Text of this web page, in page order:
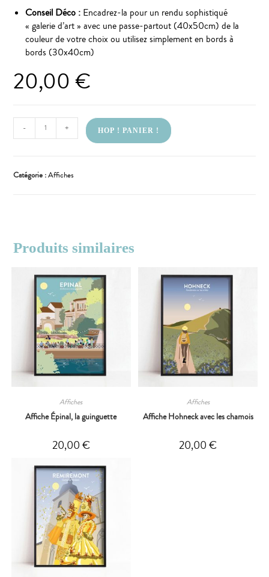
Conseil Déco : Encadrez-la pour un rendu sophistiqué
« galerie d’art » avec une passe-partout (40x50cm) de la
couleur de votre choix ou utilisez simplement en bords à
bords (30x40cm)
20,00€
- + HOP ! PANIER !
Catégorie :Affiches
Produits similaires
Affiches
Affiche Épinal, la guinguette
20,00€
Affiches
Affiche Hohneck avec les chamois
20,00€